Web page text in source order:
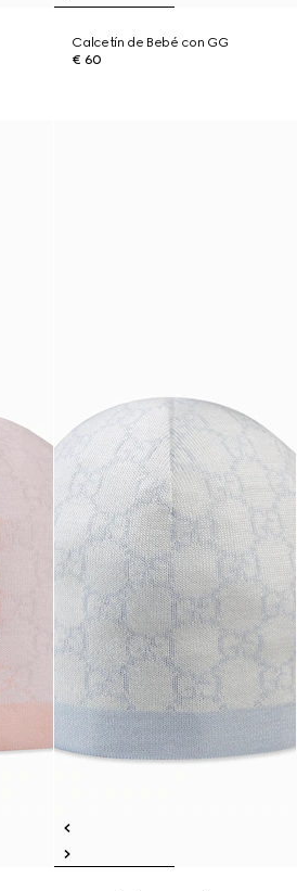
Calcetín de Bebé con GG
€ 60